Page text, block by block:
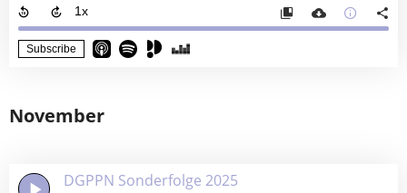
Subscribe
November
DGPPN Sonderfolge 2025